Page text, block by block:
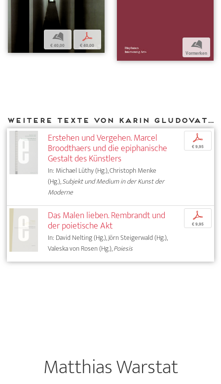
b
€ 40,00
p
€ 40,00 b
Vormerken
Weitere Texte von Karin Gludovatz bei DIAPHANES
Erstehen und Vergehen. Marcel
Broodthaers und die epiphanische
Gestalt des Künstlers
In: Michael Lüthy (Hg.), Christoph Menke
(Hg.),Subjekt und Medium in der Kunst der
Moderne
p
€ 9,95
Das Malen lieben. Rembrandt und
der poietische Akt
In: David Nelting (Hg.), Jörn Steigerwald (Hg.),
Valeska von Rosen (Hg.),Poiesis
p
€ 9,95
Matthias Warstat